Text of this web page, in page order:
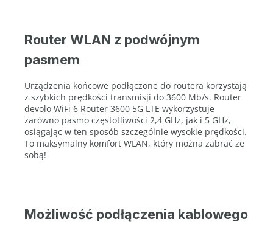
Router WLAN z podwójnym
pasmem
Urządzenia końcowe podłączone do routera korzystają
z szybkich prędkości transmisji do 3600 Mb/s. Router
devolo WiFi 6 Router 3600 5G LTE wykorzystuje
zarówno pasmo częstotliwości 2,4 GHz, jak i 5 GHz,
osiągając w ten sposób szczególnie wysokie prędkości.
To maksymalny komfort WLAN, który można zabrać ze
sobą!
Możliwość podłączenia kablowego